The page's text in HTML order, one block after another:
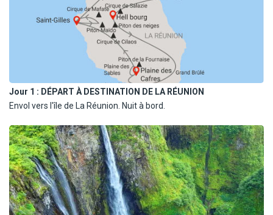
Jour 1 : DÉPART À DESTINATION DE LA RÉUNION
Envol vers l'île de La Réunion. Nuit à bord.